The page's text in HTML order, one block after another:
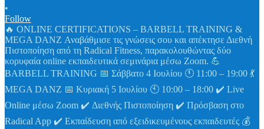
•
Follow
🔥 ONLINE CERTIFICATIONS – BARBELL TRAINING &
MEGA DANZ Αναβάθμισε τις γνώσεις σου και απέκτησε Διεθνή
Πιστοποίηση από τη Radical Fitness, παρακολουθώντας δύο
κορυφαία online εκπαιδευτικά σεμινάρια μέσω Zoom. 💪
BARBELL TRAINING 📅 Σάββατο 4 Ιουλίου 🕚 11:00 – 19:00 💃
MEGA DANZ 📅 Κυριακή 5 Ιουλίου 🕙 10:00 – 18:00 ✔️ Live
Online μέσω Zoom ✔️ Διεθνής Πιστοποίηση ✔️ Πρόσβαση στο
Radical App ✔️ Εκπαίδευση από εξειδικευμένους εκπαιδευτές 💰